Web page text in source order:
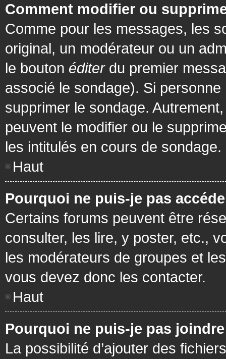
Comment modifier ou
Comme pour les messages, les
original, un modérateur ou un
le bouton éditerdu premier
associé le sondage). Si personne
supprimer le sondage.
peuvent le modifier ou le
les intitulés en cours de sondage.
Haut
Pourquoi ne puis-je pas
Certains forums peuvent être
consulter, les lire, y poster, etc.,
les modérateurs de groupes et
vous devez donc les contacter.
Haut
Pourquoi ne puis-je pas
La possibilité d’ajouter des